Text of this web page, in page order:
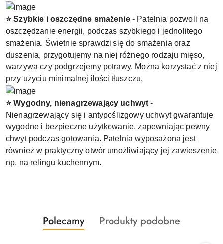
⭐ Szybkie i oszczędne smażenie- Patelnia pozwoli na
oszczędzanie energii, podczas szybkiego i jednolitego
smażenia. Świetnie sprawdzi się do smażenia oraz
duszenia, przygotujemy na niej różnego rodzaju mięso,
warzywa czy podgrzejemy potrawy. Można korzystać z niej
przy użyciu minimalnej ilości tłuszczu.
⭐ Wygodny, nienagrzewający uchwyt -
Nienagrzewający się i antypoślizgowy uchwyt gwarantuje
wygodne i bezpieczne użytkowanie, zapewniając pewny
chwyt podczas gotowania. Patelnia wyposażona jest
również w praktyczny otwór umożliwiający jej zawieszenie
np. na relingu kuchennym.
Pomiń karuzelę produktów
Produkty
o
Polecamy
Produkty
Produkty podobne